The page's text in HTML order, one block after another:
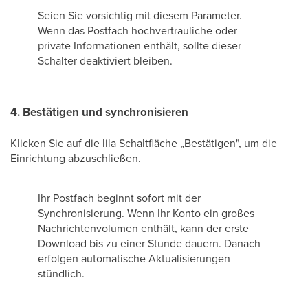
Seien Sie vorsichtig mit diesem Parameter.
Wenn das Postfach hochvertrauliche oder
private Informationen enthält, sollte dieser
Schalter deaktiviert bleiben.
4. Bestätigen und synchronisieren
Klicken Sie auf die lila Schaltfläche „Bestätigen", um die
Einrichtung abzuschließen.
Ihr Postfach beginnt sofort mit der
Synchronisierung. Wenn Ihr Konto ein großes
Nachrichtenvolumen enthält, kann der erste
Download bis zu einer Stunde dauern. Danach
erfolgen automatische Aktualisierungen
stündlich.